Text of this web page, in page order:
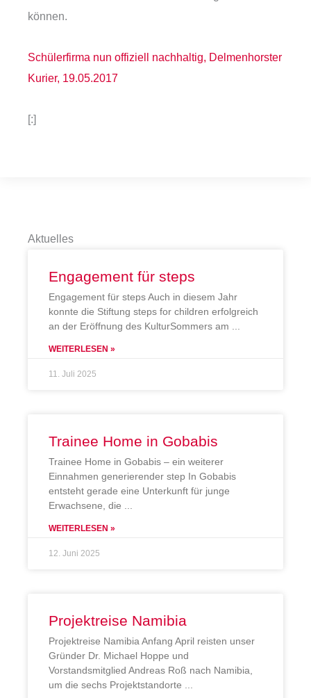
können.
Schülerfirma nun offiziell nachhaltig, Delmenhorster
Kurier, 19.05.2017
[:]
Aktuelles
Engagement für steps
Engagement für steps Auch in diesem Jahr
konnte die Stiftung steps for children erfolgreich
an der Eröffnung des KulturSommers am
WEITERLESEN »
11. Juli 2025
Trainee Home in Gobabis
Trainee Home in Gobabis – ein weiterer
Einnahmen generierender step In Gobabis
entsteht gerade eine Unterkunft für junge
Erwachsene, die
WEITERLESEN »
12. Juni 2025
Projektreise Namibia
Projektreise Namibia Anfang April reisten unser
Gründer Dr. Michael Hoppe und
Vorstandsmitglied Andreas Roß nach Namibia,
um die sechs Projektstandorte